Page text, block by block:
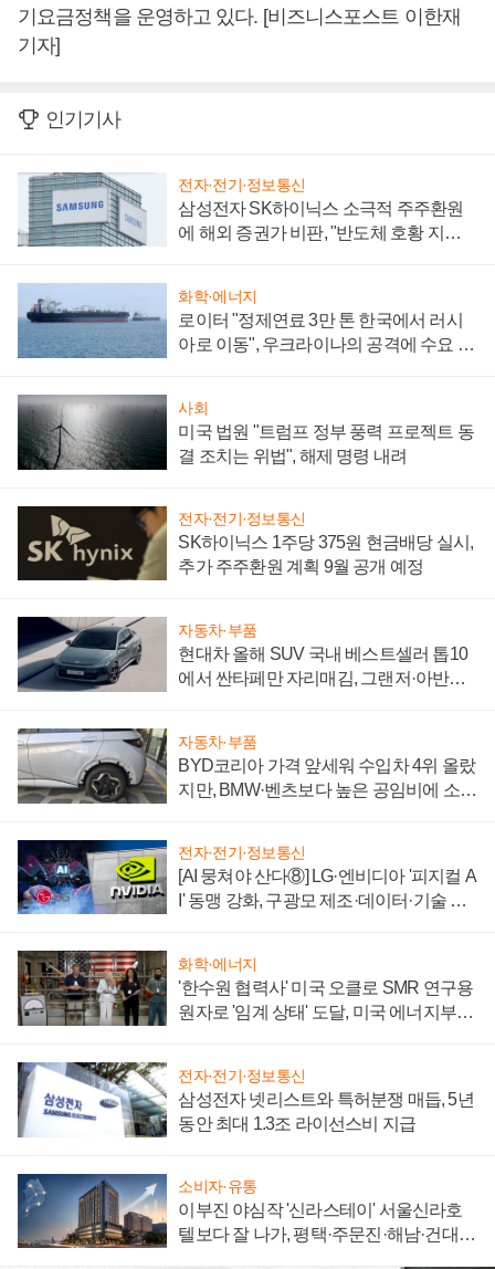
기요금정책을 운영하고 있다. [비즈니스포스트 이한재
기자]
인기기사
전자·전기·정보통신
삼성전자 SK하이닉스 소극적 주주환원
에 해외 증권가 비판, "반도체 호황 지속
화학·에너지
로이터 "정제연료 3만 톤 한국에서 러시
아로 이동", 우크라이나의 공격에 수요 늘
사회
미국 법원 "트럼프 정부 풍력 프로젝트 동
결 조치는 위법", 해제 명령 내려
전자·전기·정보통신
SK하이닉스 1주당 375원 현금배당 실시,
추가 주주환원 계획 9월 공개 예정
자동차·부품
현대차 올해 SUV 국내 베스트셀러 톱10
에서 싼타페만 자리매김, 그랜저·아반떼
자동차·부품
BYD코리아 가격 앞세워 수입차 4위 올랐
지만, BMW·벤츠보다 높은 공임비에 소비
전자·전기·정보통신
[AI 뭉쳐야 산다⑧] LG·엔비디아 '피지컬 A
I' 동맹 강화, 구광모 제조·데이터·기술 결
화학·에너지
'한수원 협력사' 미국 오클로 SMR 연구용
원자로 '임계 상태' 도달, 미국 에너지부
전자·전기·정보통신
삼성전자 넷리스트와 특허분쟁 매듭, 5년
동안 최대 1.3조 라이선스비 지급
소비자·유통
이부진 야심작 '신라스테이' 서울신라호
텔보다 잘 나가, 평택·주문진·해남·건대로